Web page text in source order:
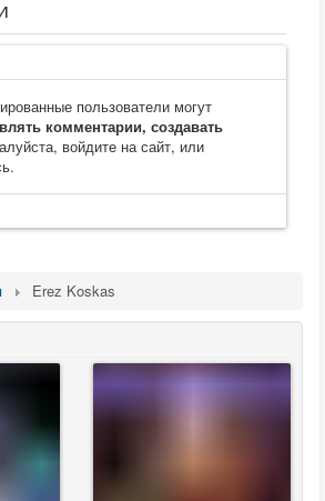
пользователи могут
комментарии, создавать
войдите на сайт, или
Erez Koskas